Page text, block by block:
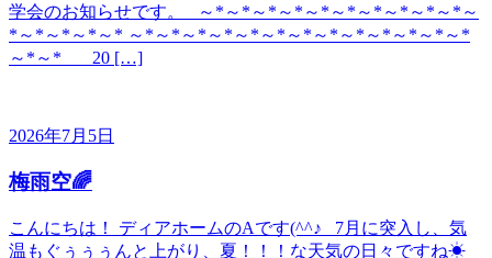
学会のお知らせです。 ～*～*～*～*～*～*～*～*～*～*～
*～*～*～*～* ～*～*～*～*～*～*～*～*～*～*～*～*～*
～*～* 20 […]
2026年7月5日
梅雨空🌈
こんにちは！ ディアホームのAです(^^♪ 7月に突入し、気
温もぐぅぅぅんと上がり、夏！！！な天気の日々ですね☀